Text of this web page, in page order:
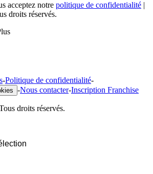
acceptez notre politique de confidentialité |
droits réservés.
-Politique de confidentialité-
-Nous contacter-Inscription Franchise
droits réservés.